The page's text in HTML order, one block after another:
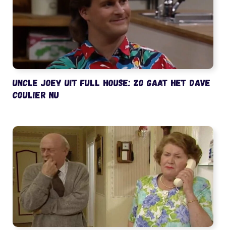
Uncle Joey uit Full House: zo gaat het Dave
Coulier nu